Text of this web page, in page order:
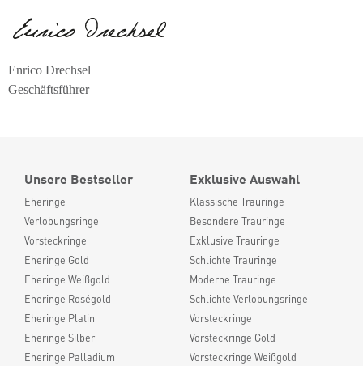
Enrico Drechsel
Geschäftsführer
Unsere Bestseller
Eheringe
Verlobungsringe
Vorsteckringe
Eheringe Gold
Eheringe Weißgold
Eheringe Roségold
Eheringe Platin
Eheringe Silber
Eheringe Palladium
Exklusive Auswahl
Klassische Trauringe
Besondere Trauringe
Exklusive Trauringe
Schlichte Trauringe
Moderne Trauringe
Schlichte Verlobungsringe
Vorsteckringe
Vorsteckringe Gold
Vorsteckringe Weißgold